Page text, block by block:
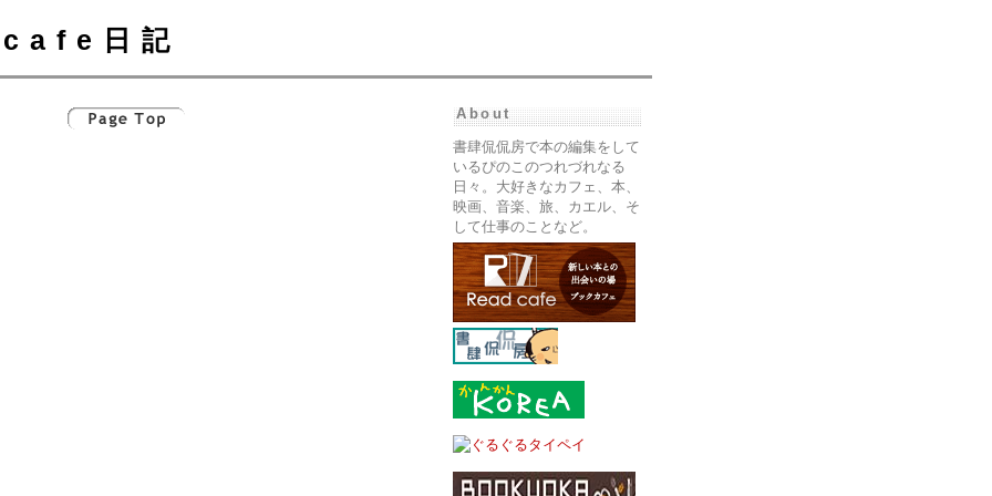
cafe日記
About
書肆侃侃房で本の編集をして
いるぴのこのつれづれなる
日々。大好きなカフェ、本、
映画、音楽、旅、カエル、そ
して仕事のことなど。